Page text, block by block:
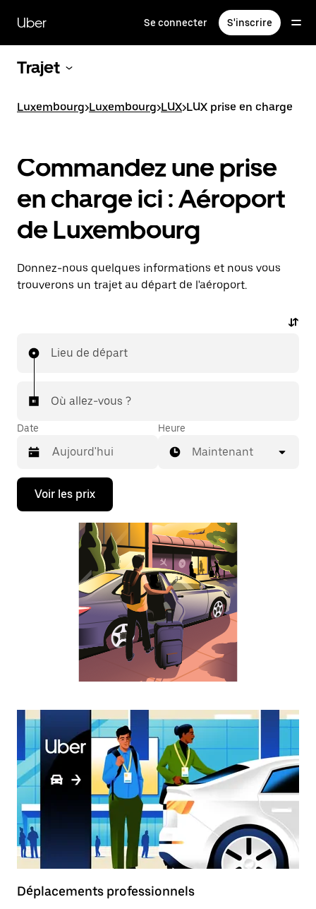
contenu
principal
Uber Se connecter S'inscrire
Trajet
Luxembourg>Luxembourg>LUX>LUX prise en charge
Commandez une prise
en charge ici : Aéroport
de Luxembourg
Donnez-nous quelques informations et nous vous
trouverons un trajet au départ de l'aéroport.
Lieu de départ
Où allez-vous ?
Date
Appuyez
la
Échap
fermer
le
calendrier.
Heure
Maintenant
Voir les prix
Déplacements professionnels